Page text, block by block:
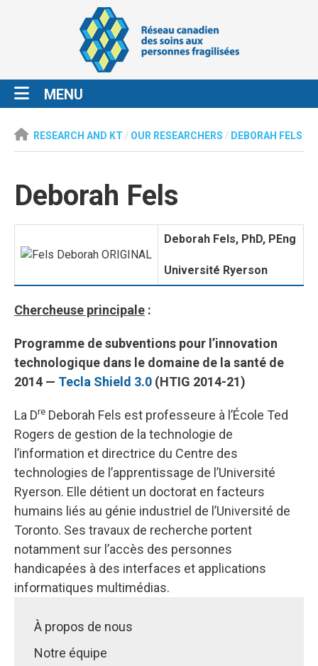
MENU
RESEARCH AND KT / OUR RESEARCHERS / DEBORAH FELS
Deborah Fels
Deborah Fels, PhD, PEng
Université Ryerson
Chercheuse principale :
Programme de subventions pour l’innovation
technologique dans le domaine de la santé de
2014 — Tecla Shield 3.0 (HTIG 2014-21)
La Dre Deborah Fels est professeure à l’École Ted
Rogers de gestion de la technologie de
l’information et directrice du Centre des
technologies de l’apprentissage de l’Université
Ryerson. Elle détient un doctorat en facteurs
humains liés au génie industriel de l’Université de
Toronto. Ses travaux de recherche portent
notamment sur l’accès des personnes
handicapées à des interfaces et applications
informatiques multimédias.
À propos de nous
Notre équipe